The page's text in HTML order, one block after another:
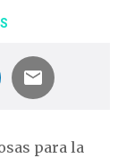
para la